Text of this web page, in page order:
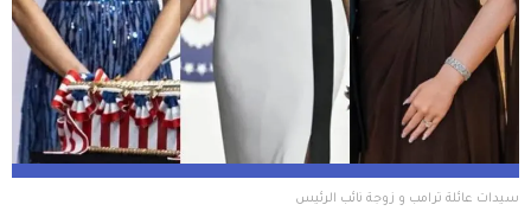
سيدات عائلة ترامب و زوجة نائب الرئيس